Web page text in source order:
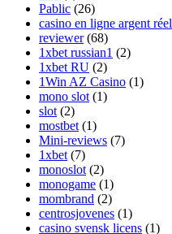
Pablic (26)
casino en ligne argent réel
reviewer(68)
1xbet russian1 (2)
1xbet RU (2)
1Win AZ Casino (1)
mono slot (1)
slot (2)
mostbet (1)
Mini-reviews (7)
1xbet (7)
monoslot (2)
monogame (1)
mombrand (2)
centrosjovenes (1)
casino svensk licens (1)